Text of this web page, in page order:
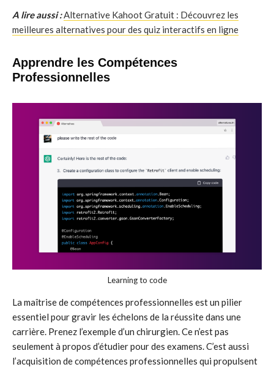
A lire aussi :Alternative Kahoot Gratuit : Découvrez les
meilleures alternatives pour des quiz interactifs en ligne
Apprendre les Compétences
Professionnelles
Learning to code
La maîtrise de compétences professionnelles est un pilier
essentiel pour gravir les échelons de la réussite dans une
carrière. Prenez l’exemple d’un chirurgien. Ce n’est pas
seulement à propos d’étudier pour des examens. C’est aussi
l’acquisition de compétences professionnelles qui propulsent